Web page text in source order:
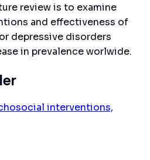
review is to examine
and effectiveness of
depressive disorders
in prevalence worlwide.
interventions,